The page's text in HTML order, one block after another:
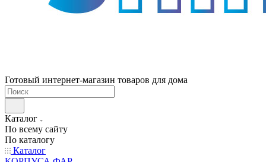
Готовый интернет-магазин товаров для дома
Каталог
По всему сайту
По каталогу
Каталог